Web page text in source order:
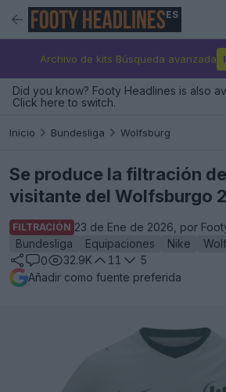
ES
Archivo de kits Búsqueda avanzada
Did you know? Footy Headlines is also
Click here to switch.
Inicio Bundesliga Wolfsburg
Se produce la filtración
visitante del Wolfsburgo
FILTRACIÓN 23 de Ene de 2026, por
Bundesliga
Equipaciones Nike
0
32.9K 11
5
Añadir como fuente preferida